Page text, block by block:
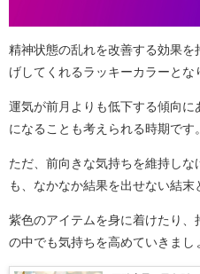
精神状態の乱れを改善する効果
げしてくれるラッキーカラーとな
運気が前月よりも低下する傾向
になることも考えられる時期です。
ただ、前向きな気持ちを維持し
も、なかなか結果を出せない結末
紫色のアイテムを身に着けたり
の中でも気持ちを高めていきまし